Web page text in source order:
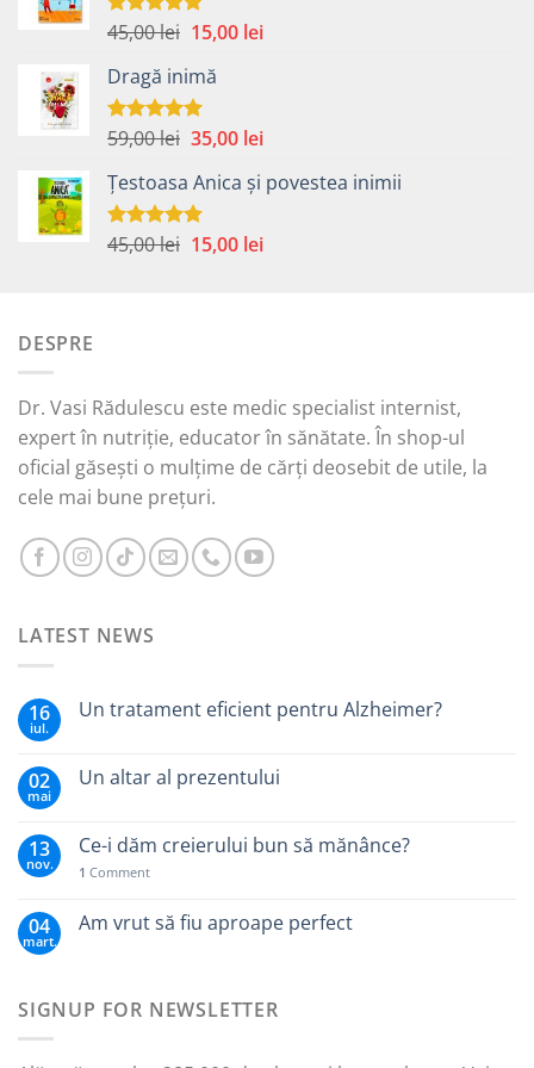
Evaluat la
45,00lei Prețul
a
fost:
45,00 lei.
15,00 leiPrețul
Dragă inimă
Evaluat la
59,00lei Prețul
a
fost:
59,00 lei.
35,00 leiPrețul
este:
Țestoasa Anica și povestea inimii
Evaluat la
45,00lei Prețul
15,00 leiPrețul
DESPRE
Dr. Vasi Rădulescu este medic specialist internist,
expert în nutriție, educator în sănătate. În shop-ul
oficial găsești o mulțime de cărți deosebit de utile, la
cele mai bune prețuri.
LATEST NEWS
16
iul.
Un tratament eficient pentru Alzheimer?
02
mai
Un altar al prezentului
13
nov.
Ce-i dăm creierului bun să mănânce?
1 Comment
04
mart.
Am vrut să fiu aproape perfect
SIGNUP FOR NEWSLETTER